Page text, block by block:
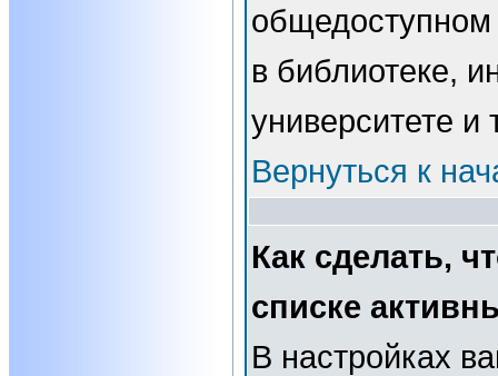
в библиотеке,
университете и
Вернуться к
Как сделать,
списке
В настройках